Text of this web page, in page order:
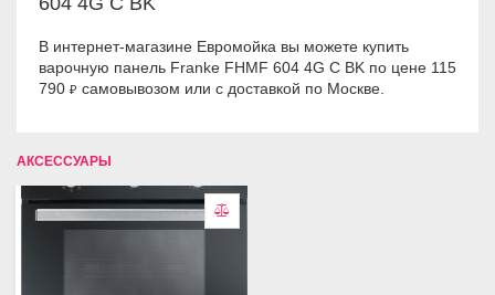
В интернет-магазине Евромойка вы можете купить
варочную панель Franke FHMF 604 4G C BK по цене 115
790 ₽ самовывозом или с доставкой по Москве.
АКСЕССУАРЫ